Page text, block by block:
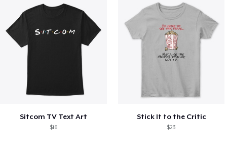
Sitcom TV Text Art
$16
Stick It to the Critic
$23